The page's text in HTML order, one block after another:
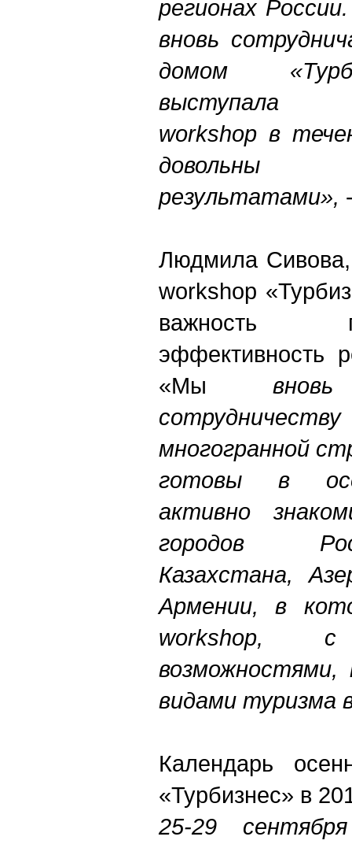
регионах
вновь
домом
выступала
workshop в
довольны
результатами»,
Людмила Сивова,
workshop
важность
эффективность
«Мы
многогранной
готовы в
активно
городов
Казахстана,
Армении, в
workshop, с
видами туризма
Календарь
«Турбизнес» в
25-29